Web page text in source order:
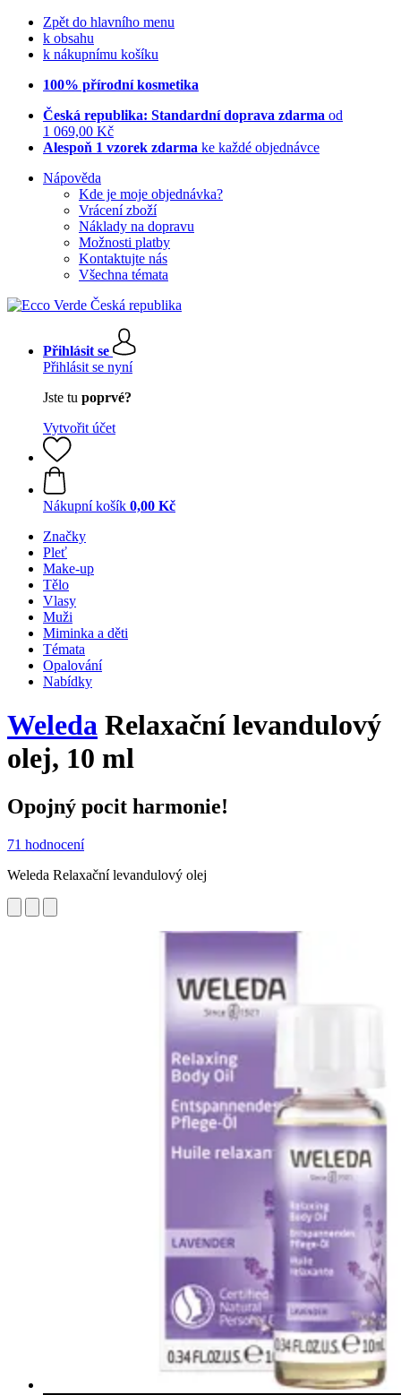
Zpět do hlavního menu
k obsahu
k nákupnímu košíku
100% přírodní kosmetika
Česká republika: Standardní doprava zdarma od
1 069,00 Kč
Alespoň 1 vzorek zdarma ke každé objednávce
Nápověda
Kde je moje objednávka?
Vrácení zboží
Náklady na dopravu
Možnosti platby
Kontaktujte nás
Všechna témata
Přihlásit se
Přihlásit se nyní
Jste tu poprvé?
Vytvořit účet
Nákupní košík 0,00 Kč
Značky
Pleť
Make-up
Tělo
Vlasy
Muži
Miminka a děti
Témata
Opalování
Nabídky
Weleda Relaxační levandulový
olej, 10 ml
Opojný pocit harmonie!
71 hodnocení
Weleda Relaxační levandulový olej